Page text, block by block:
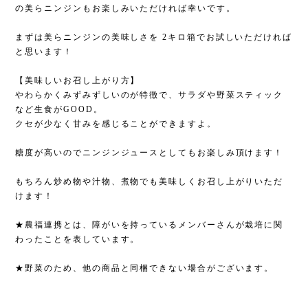
の美らニンジンもお楽しみいただければ幸いです。
まずは美らニンジンの美味しさを 2キロ箱でお試しいただければ
と思います！
【美味しいお召し上がり方】
やわらかくみずみずしいのが特徴で、サラダや野菜スティック
など生食がGOOD。
クセが少なく甘みを感じることができますよ。
糖度が高いのでニンジンジュースとしてもお楽しみ頂けます！
もちろん炒め物や汁物、煮物でも美味しくお召し上がりいただ
けます！
★農福連携とは、障がいを持っているメンバーさんが栽培に関
わったことを表しています。
★野菜のため、他の商品と同梱できない場合がございます。